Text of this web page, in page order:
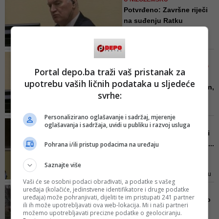
Potvrđeno: Završne riječi
na suđenju Ratku
pretresu za ulazak u Nizozemsku,
četvero sudija bi prolazilo kroz
područja koja nizozemske vlasti
GODINA OD ODLASKA U HAG
Oči u oči sa ratnim
zločincem: Miranda Sidran,
Ratku Mladiću biće izrečena do
kraja 2020. Tako tvrdi Karmel
mehanizma u Den Hagu. U
ODSLUŽIO POLA KAZNE
Jadranko Prlić od sutra bi
mogao na slobodu, čeka ...
otoku Wight, a prethodno je bio u
pritvoru Haškog suda
VIDEO/ NESTVARNI PRIZORI
'Oluja je mnogo jača nego
što smo očekivali': Nev...
Portal depo.ba traži vaš pristanak za
upotrebu vaših ličnih podataka u sljedeće
svrhe:
Personalizirano oglašavanje i sadržaj, mjerenje
oglašavanja i sadržaja, uvidi u publiku i razvoj usluga
Pohrana i/ili pristup podacima na uređaju
Saznajte više
Vaši će se osobni podaci obrađivati, a podatke s vašeg
uređaja (kolačiće, jedinstvene identifikatore i druge podatke
uređaja) može pohranjivati, dijeliti te im pristupati 241 partner
ili ih može upotrebljavati ova web-lokacija. Mi i naši partneri
možemo upotrebljavati precizne podatke o geolociranju.